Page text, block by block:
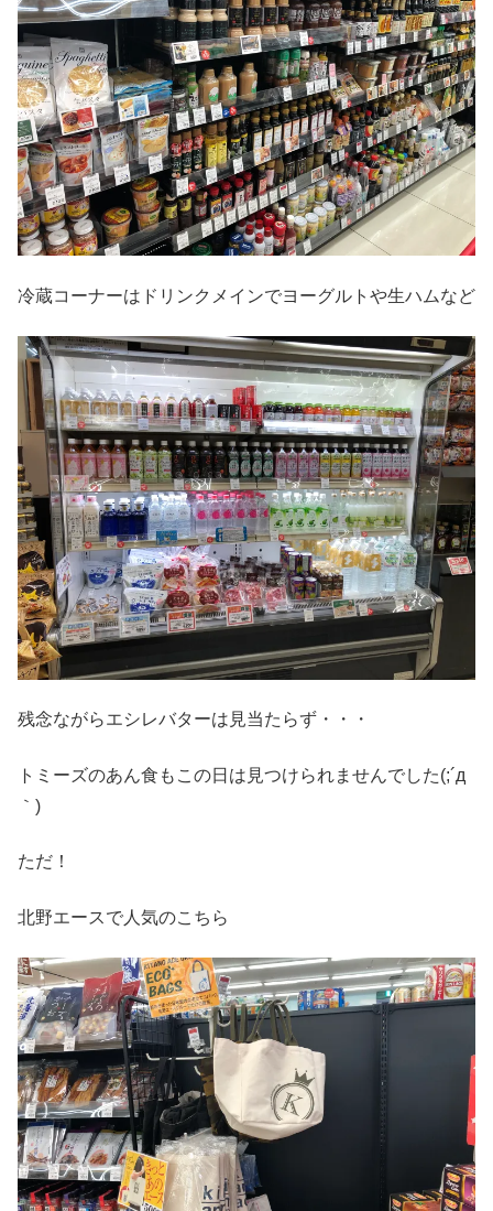
冷蔵コーナーはドリンクメインでヨーグルトや生ハムなど
残念ながらエシレバターは見当たらず・・・
トミーズのあん食もこの日は見つけられませんでした(;´д
｀)
ただ！
北野エースで人気のこちら